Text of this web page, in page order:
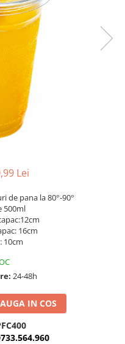
Lei
de pana la 80°-90°
500ml
16cm
10cm
24-48h
IN COS